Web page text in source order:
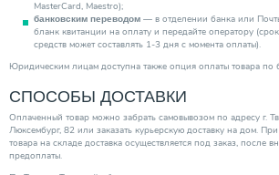
MasterCard, Maestro);
банковским переводом — в отделении банка или
бланк квитанции на оплату и передайте оператору
средств может составлять 1-3 дня с момента оплаты).
Юридическим лицам доступна также опция оплаты товара по
СПОСОБЫ ДОСТАВКИ
Оплаченный товар можно забрать самовывозом по адресу г.
Люксембург, 82 или заказать курьерскую доставку на дом.
товара на складе доставка осуществляется под заказ, после
предоплаты.